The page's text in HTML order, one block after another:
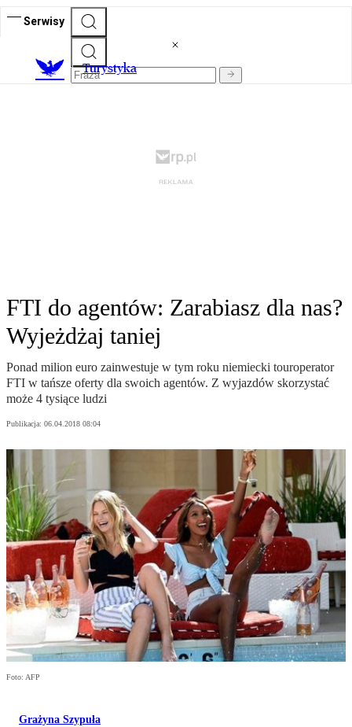
Serwisy
Turystyka
FTI do agentów: Zarabiasz dla nas?
Wyjeżdżaj taniej
Ponad milion euro zainwestuje w tym roku niemiecki touroperator
FTI w tańsze oferty dla swoich agentów. Z wyjazdów skorzystać
może 4 tysiące ludzi
Publikacja: 06.04.2018 08:04
Foto: AFP
Grażyna Szypuła